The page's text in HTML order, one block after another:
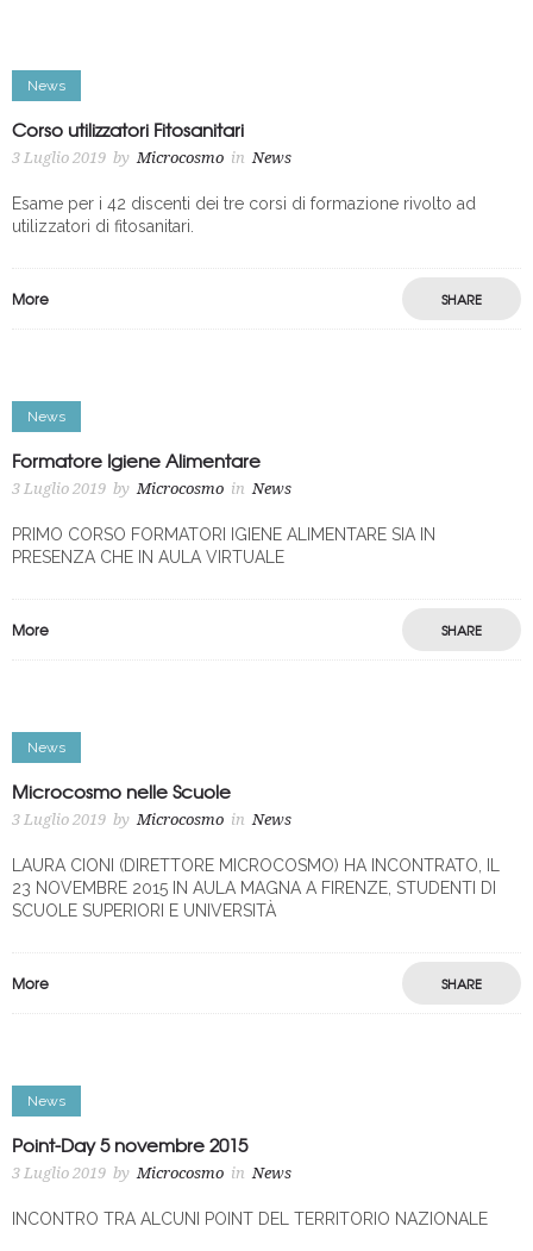
News
Corso utilizzatori Fitosanitari
3 Luglio 2019 by Microcosmo in News
Esame per i 42 discenti dei tre corsi di formazione rivolto ad
utilizzatori di fitosanitari.
More SHARE
News
Formatore Igiene Alimentare
3 Luglio 2019 by Microcosmo in News
PRIMO CORSO FORMATORI IGIENE ALIMENTARE SIA IN
PRESENZA CHE IN AULA VIRTUALE
More SHARE
News
Microcosmo nelle Scuole
3 Luglio 2019 by Microcosmo in News
LAURA CIONI (DIRETTORE MICROCOSMO) HA INCONTRATO, IL
23 NOVEMBRE 2015 IN AULA MAGNA A FIRENZE, STUDENTI DI
SCUOLE SUPERIORI E UNIVERSITÀ
More SHARE
News
Point-Day 5 novembre 2015
3 Luglio 2019 by Microcosmo in News
INCONTRO TRA ALCUNI POINT DEL TERRITORIO NAZIONALE